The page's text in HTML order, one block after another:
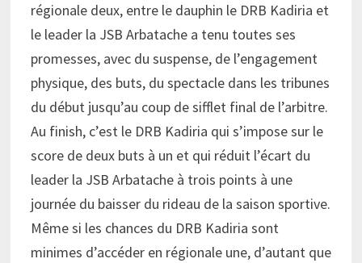
régionale deux, entre le dauphin le DRB Kadiria et
le leader la JSB Arbatache a tenu toutes ses
promesses, avec du suspense, de l’engagement
physique, des buts, du spectacle dans les tribunes
du début jusqu’au coup de sifflet final de l’arbitre.
Au finish, c’est le DRB Kadiria qui s’impose sur le
score de deux buts à un et qui réduit l’écart du
leader la JSB Arbatache à trois points à une
journée du baisser du rideau de la saison sportive.
Même si les chances du DRB Kadiria sont
minimes d’accéder en régionale une, d’autant que